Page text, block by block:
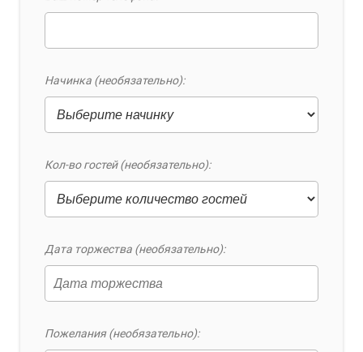
Начинка (необязательно):
Кол-во гостей (необязательно):
Дата торжества (необязательно):
Пожелания (необязательно):